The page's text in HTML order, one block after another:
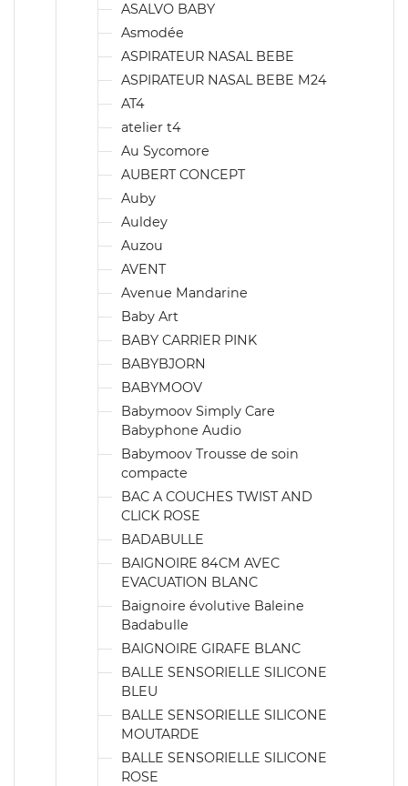
ASALVO BABY
Asmodée
ASPIRATEUR NASAL BEBE
ASPIRATEUR NASAL BEBE M24
AT4
atelier t4
Au Sycomore
AUBERT CONCEPT
Auby
Auldey
Auzou
AVENT
Avenue Mandarine
Baby Art
BABY CARRIER PINK
BABYBJORN
BABYMOOV
Babymoov Simply Care
Babyphone Audio
Babymoov Trousse de soin
compacte
BAC A COUCHES TWIST AND
CLICK ROSE
BADABULLE
BAIGNOIRE 84CM AVEC
EVACUATION BLANC
Baignoire évolutive Baleine
Badabulle
BAIGNOIRE GIRAFE BLANC
BALLE SENSORIELLE SILICONE
BLEU
BALLE SENSORIELLE SILICONE
MOUTARDE
BALLE SENSORIELLE SILICONE
ROSE